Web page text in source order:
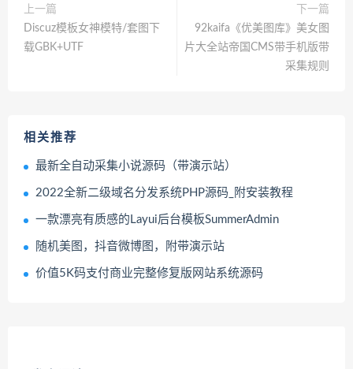
上一篇
Discuz模板女神模特/套图下
载GBK+UTF
下一篇
92kaifa《优美图库》美女图
片大全站帝国CMS带手机版带
采集规则
相关推荐
最新全自动采集小说源码（带演示站）
2022全新二级域名分发系统PHP源码_附安装教程
一款漂亮有质感的Layui后台模板SummerAdmin
随机美图，抖音微博图，附带演示站
价值5K码支付商业完整修复版网站系统源码